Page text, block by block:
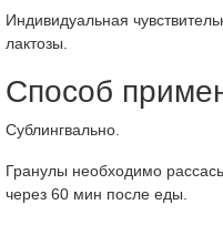
Индивидуальная
лактозы.
Способ
Сублингвально.
Гранулы необходимо
через 60 мин после еды.